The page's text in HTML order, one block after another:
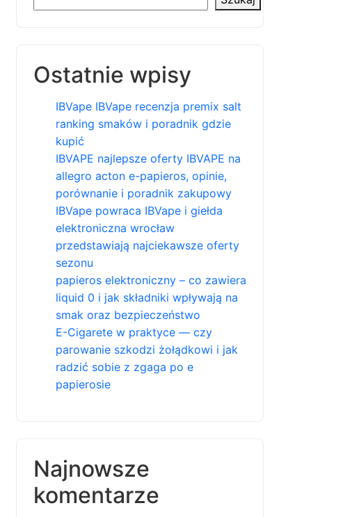
Ostatnie wpisy
IBVape IBVape recenzja premix salt
ranking smaków i poradnik gdzie
kupić
IBVAPE najlepsze oferty IBVAPE na
allegro acton e-papieros, opinie,
porównanie i poradnik zakupowy
IBVape powraca IBVape i giełda
elektroniczna wrocław
przedstawiają najciekawsze oferty
sezonu
papieros elektroniczny – co zawiera
liquid 0 i jak składniki wpływają na
smak oraz bezpieczeństwo
E-Cigarete w praktyce — czy
parowanie szkodzi żołądkowi i jak
radzić sobie z zgaga po e
papierosie
Najnowsze
komentarze